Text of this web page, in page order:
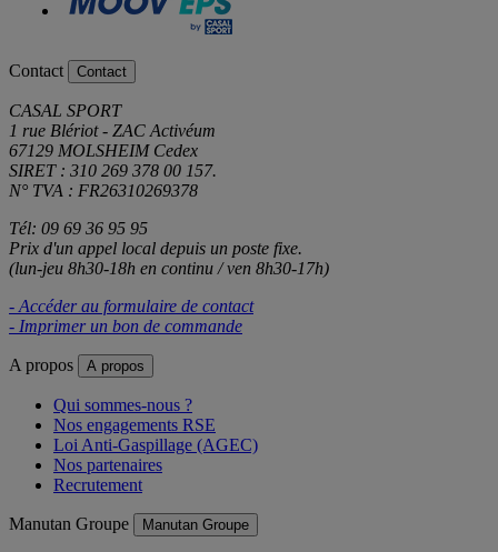
Contact Contact
CASAL SPORT
1 rue Blériot - ZAC Activéum
67129 MOLSHEIM Cedex
SIRET : 310 269 378 00 157.
N° TVA : FR26310269378
Tél: 09 69 36 95 95
Prix d'un appel local depuis un poste fixe.
(lun-jeu 8h30-18h en continu / ven 8h30-17h)
- Accéder au formulaire de contact
- Imprimer un bon de commande
A propos A propos
Qui sommes-nous ?
Nos engagements RSE
Loi Anti-Gaspillage (AGEC)
Nos partenaires
Recrutement
Manutan Groupe Manutan Groupe